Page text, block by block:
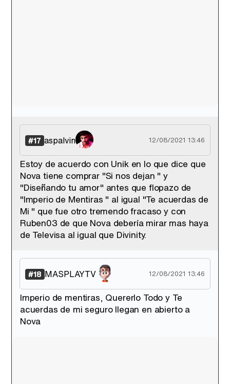
#17 aspalvin 12/08/2021 13:46
Estoy de acuerdo con Unik en lo que dice que
Nova tiene comprar "Si nos dejan " y
"Diseñando tu amor" antes que flopazo de
"Imperio de Mentiras " al igual "Te acuerdas de
Mi " que fue otro tremendo fracaso y con
Ruben03 de que Nova debería mirar mas haya
de Televisa al igual que Divinity.
#18 MASPLAYTV 12/08/2021 13:46
Imperio de mentiras, Quererlo Todo y Te
acuerdas de mi seguro llegan en abierto a
Nova